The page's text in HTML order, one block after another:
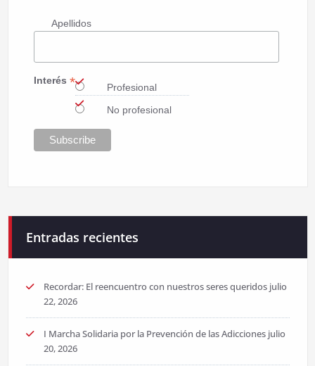
Apellidos
Interés *
Profesional
No profesional
Entradas recientes
Recordar: El reencuentro con nuestros seres queridos julio
22, 2026
I Marcha Solidaria por la Prevención de las Adicciones julio
20, 2026